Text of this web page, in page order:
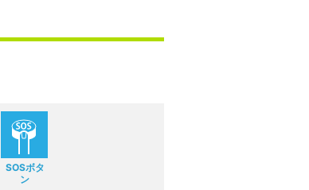
SOSボタ
ン